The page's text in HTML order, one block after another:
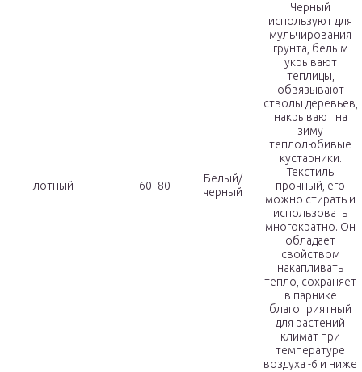
Плотный 60–80
Белый/
черный
Черный
используют для
мульчирования
грунта, белым
укрывают
теплицы,
обвязывают
стволы деревьев,
накрывают на
зиму
теплолюбивые
кустарники.
Текстиль
прочный, его
можно стирать и
использовать
многократно. Он
обладает
свойством
накапливать
тепло, сохраняет
в парнике
благоприятный
для растений
климат при
температуре
воздуха -6 и ниже